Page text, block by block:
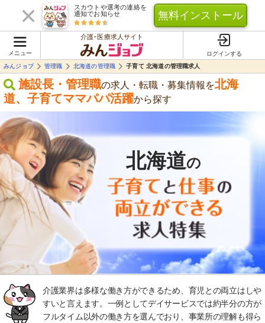
スカウトや選考の連絡を
通知でお知らせ
無料インストール
メニュー
介護･医療求人サイト
ログインする
みんジョブ
管理職 北海道の管理職 子育て 北海道の管理職求人
施設長・管理職の求人・転職・募集情報を北海
道、 子育てママパパ活躍から探す
北海道の
介護業界は多様な働き方ができるため、育児との両立はしや
すいと言えます。一例としてデイサービスでは約半分の方が
フルタイム以外の働き方を選んでおり、事業所の理解も得ら